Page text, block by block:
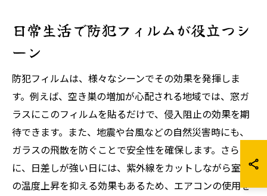
日常生活で防犯フィルムが役立つシ
ーン
防犯フィルムは、様々なシーンでその効果を発揮しま
す。例えば、空き巣の増加が心配される地域では、窓ガ
ラスにこのフィルムを貼るだけで、侵入阻止の効果を期
待できます。また、地震や台風などの自然災害時にも、
ガラスの飛散を防ぐことで安全性を確保します。さら
に、日差しが強い日には、紫外線をカットしながら室内
の温度上昇を抑える効果もあるため、エアコンの使用を